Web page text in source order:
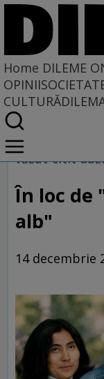
Home DILEME
OPINII
CULTURĂ
Home
Dileme on-line
văzut-citit-
În loc de
alb"
14 decembrie